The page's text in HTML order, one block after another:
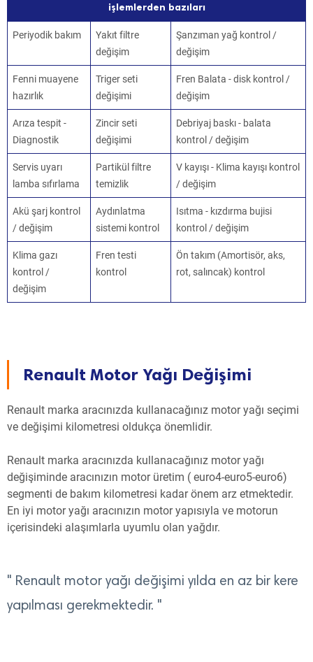
işlemlerden bazıları
Periyodik bakım
Yakıt filtre
değişim
Şanzıman yağ kontrol /
değişim
Fenni muayene
hazırlık
Triger seti
değişimi
Fren Balata - disk kontrol /
değişim
Arıza tespit -
Diagnostik
Zincir seti
değişimi
Debriyaj baskı - balata
kontrol / değişim
Servis uyarı
lamba sıfırlama
Partikül filtre
temizlik
V kayışı - Klima kayışı kontrol
/ değişim
Akü şarj kontrol
/ değişim
Aydınlatma
sistemi kontrol
Isıtma - kızdırma bujisi
kontrol / değişim
Klima gazı
kontrol /
değişim
Fren testi
kontrol
Ön takım (Amortisör, aks,
rot, salıncak) kontrol
Renault Motor Yağı Değişimi
Renault marka aracınızda kullanacağınız motor yağı seçimi
ve değişimi kilometresi oldukça önemlidir.
Renault marka aracınızda kullanacağınız motor yağı
değişiminde aracınızın motor üretim ( euro4-euro5-euro6)
segmenti de bakım kilometresi kadar önem arz etmektedir.
En iyi motor yağı aracınızın motor yapısıyla ve motorun
içerisindeki alaşımlarla uyumlu olan yağdır.
" Renault motor yağı değişimi yılda en az bir kere
yapılması gerekmektedir. "